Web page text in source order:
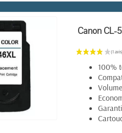
Canon CL-
100%